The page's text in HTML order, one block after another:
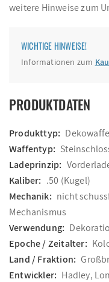
weitere Hinweise zum
WICHTIGE HINWEISE!
Informationen zum
PRODUKTDATEN
Produkttyp:
Waffentyp:
Ladeprinzip:
Kaliber: .50 (Kugel)
Mechanik: nicht
Mechanismus
Verwendung:
Epoche / Zeitalter:
Land / Fraktion:
Entwickler: Hadley,